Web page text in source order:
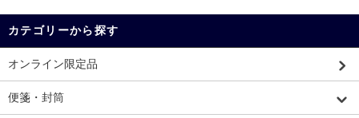
カテゴリーから探す
オンライン限定品
便箋・封筒